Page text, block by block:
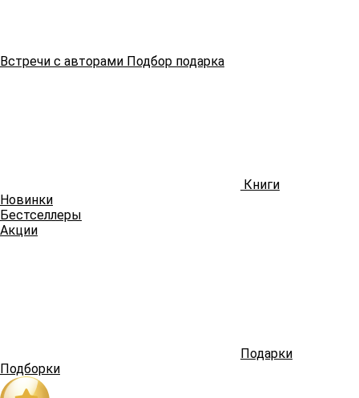
Встречи с авторами Подбор подарка
Книги
Новинки
Бестселлеры
Акции
Подарки
Подборки